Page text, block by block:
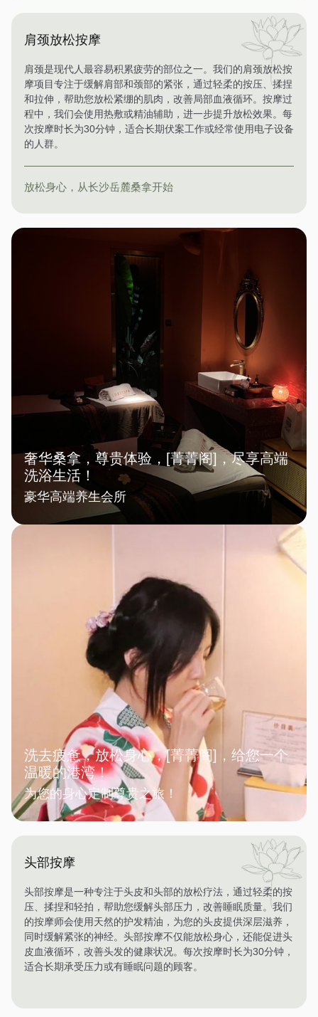
肩颈放松按摩
肩颈是现代人最容易积累疲劳的部位之一。我们的肩颈放松按
摩项目专注于缓解肩部和颈部的紧张，通过轻柔的按压、揉捏
和拉伸，帮助您放松紧绷的肌肉，改善局部血液循环。按摩过
程中，我们会使用热敷或精油辅助，进一步提升放松效果。每
次按摩时长为30分钟，适合长期伏案工作或经常使用电子设备
的人群。
放松身心，从长沙岳麓桑拿开始
奢华桑拿，尊贵体验，[菁菁阁]，尽享高端
洗浴生活！
豪华高端养生会所
洗去疲惫，放松身心，[菁菁阁]，给您一个
温暖的港湾！
为您的身心定制尊贵之旅！
头部按摩
头部按摩是一种专注于头皮和头部的放松疗法，通过轻柔的按
压、揉捏和轻拍，帮助您缓解头部压力，改善睡眠质量。我们
的按摩师会使用天然的护发精油，为您的头皮提供深层滋养，
同时缓解紧张的神经。头部按摩不仅能放松身心，还能促进头
皮血液循环，改善头发的健康状况。每次按摩时长为30分钟，
适合长期承受压力或有睡眠问题的顾客。